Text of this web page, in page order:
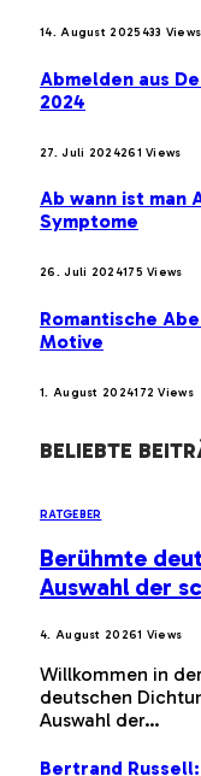
14. August 2025433 Views
Abmelden aus
2024
27. Juli 2024261Views
Ab wann ist man
Symptome
26. Juli 2024175Views
Romantische
Motive
1. August 2024172Views
BELIEBTE
RATGEBER
Berühmte
Auswahl der
4. August 20261 Views
Willkommen in
deutschen
Auswahl der…
Bertrand